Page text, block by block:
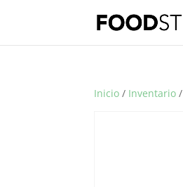
Inicio / Inventario